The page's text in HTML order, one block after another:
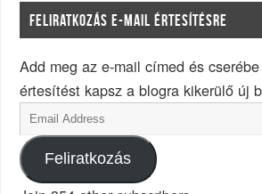
FELIRATKOZÁS E-MAIL ÉRTESÍTÉSRE
Add meg az e-mail címed és
értesítést kapsz a blogra kikerülő új
Feliratkozás